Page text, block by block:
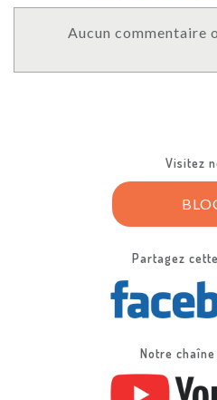
Aucun commentaire
Visitez
Partagez
Notre chaîne